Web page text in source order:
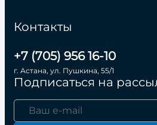
Контакты
+7 (705) 956 16-10
г. Астана, ул. Пушкина, 55/1
Подписаться на